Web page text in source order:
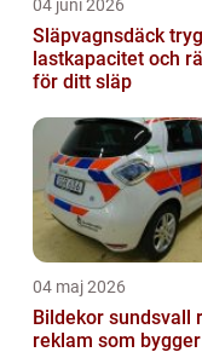
04 juni 2026
Släpvagnsdäck trygghet,
lastkapacitet och
för ditt släp
04 maj 2026
Bildekor sundsvall rörlig
reklam som bygger